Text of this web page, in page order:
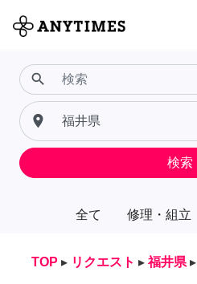
全て 修理・組立
search
place
検索
TOP ▸ リクエスト ▸ 福井県 ▸